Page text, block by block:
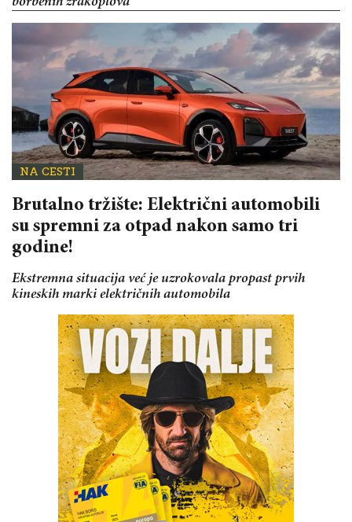
NA CESTI
Brutalno tržište: Električni automobili
su spremni za otpad nakon samo tri
godine!
Ekstremna situacija već je uzrokovala propast prvih
kineskih marki električnih automobila